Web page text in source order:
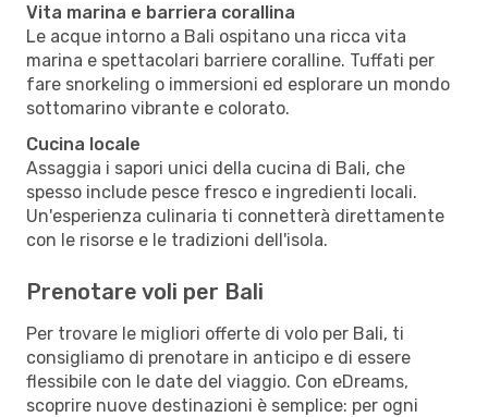
Vita marina e barriera corallina
Le acque intorno a Bali ospitano una ricca vita
marina e spettacolari barriere coralline. Tuffati per
fare snorkeling o immersioni ed esplorare un mondo
sottomarino vibrante e colorato.
Cucina locale
Assaggia i sapori unici della cucina di Bali, che
spesso include pesce fresco e ingredienti locali.
Un'esperienza culinaria ti connetterà direttamente
con le risorse e le tradizioni dell'isola.
Prenotare voli per Bali
Per trovare le migliori offerte di volo per Bali, ti
consigliamo di prenotare in anticipo e di essere
flessibile con le date del viaggio. Con eDreams,
scoprire nuove destinazioni è semplice: per ogni